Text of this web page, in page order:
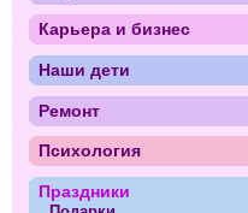
Карьера и бизнес
Наши дети
Ремонт
Психология
Праздники